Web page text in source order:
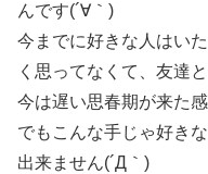
んです(´∀｀)
今までに好きな人はい
く思ってなくて、友達
今は遅い思春期が来た
でもこんな手じゃ好き
出来ません(´Д｀)